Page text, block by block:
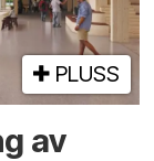
PLUSS
av